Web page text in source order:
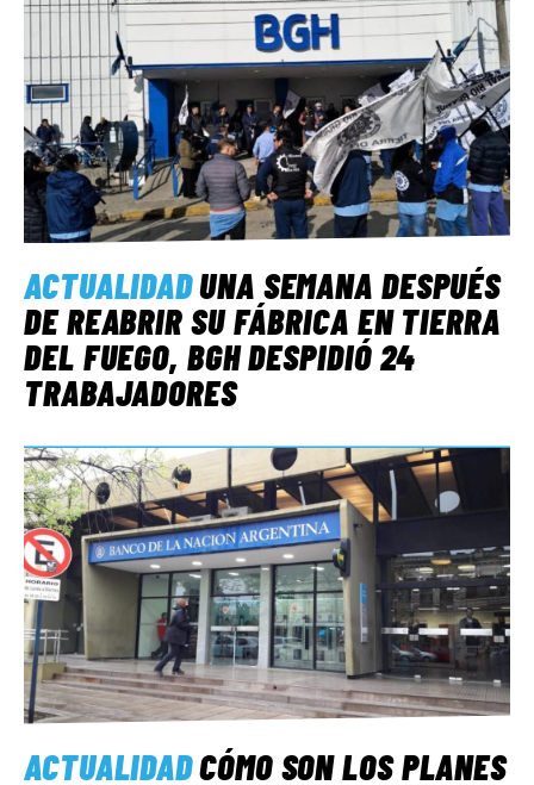
ACTUALIDADUNA SEMANA DESPUÉS
DE REABRIR SU FÁBRICA EN TIERRA
DEL FUEGO, BGH DESPIDIÓ 24
TRABAJADORES
ACTUALIDADCÓMO SON LOS PLANES